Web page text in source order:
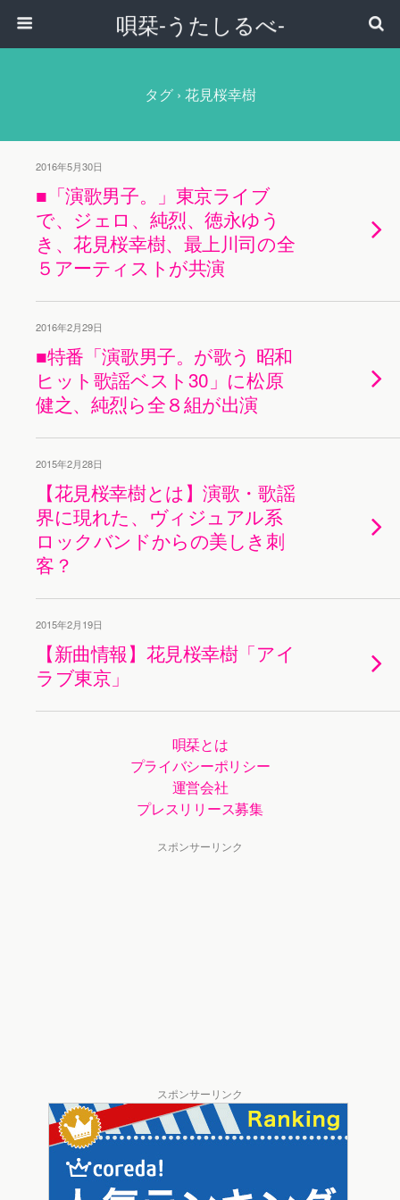
唄栞-うたしるべ-
タグ › 花見桜幸樹
2016年5月30日
■「演歌男子。」東京ライブ
で、ジェロ、純烈、徳永ゆう
き、花見桜幸樹、最上川司の全
５アーティストが共演
2016年2月29日
■特番「演歌男子。が歌う 昭和
ヒット歌謡ベスト30」に松原
健之、純烈ら全８組が出演
2015年2月28日
【花見桜幸樹とは】演歌・歌謡
界に現れた、ヴィジュアル系
ロックバンドからの美しき刺
客？
2015年2月19日
【新曲情報】花見桜幸樹「アイ
ラブ東京」
唄栞とは
プライバシーポリシー
運営会社
プレスリリース募集
スポンサーリンク
スポンサーリンク